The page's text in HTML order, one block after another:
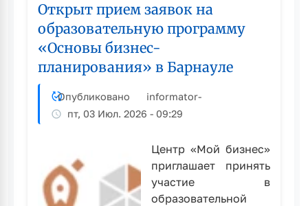
итоги
конкурса
«Мой
двор»
Открыт прием заявок на
образовательную программу
«Основы бизнес-
планирования» в Барнауле
Опубликовано informator-
пт, 03 Июл. 2026 - 09:29
Центр «Мой бизнес»
приглашает принять
участие в
образовательной